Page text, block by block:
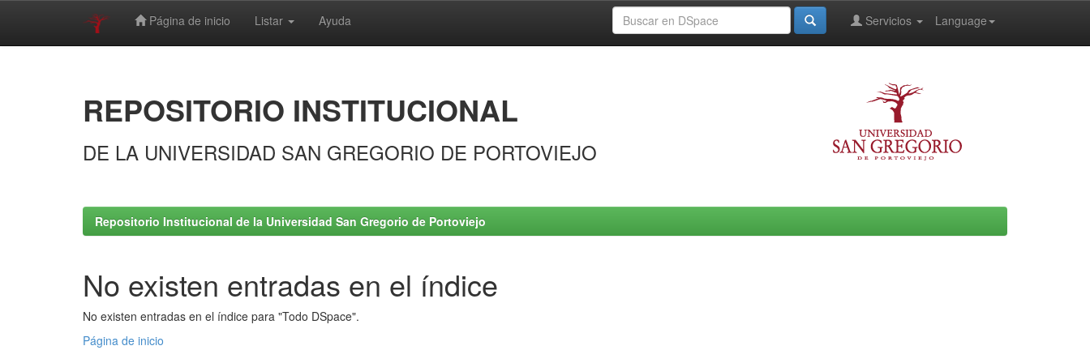
Página de inicio Listar Ayuda Language
Servicios
REPOSITORIO INSTITUCIONAL
DE LA UNIVERSIDAD SAN GREGORIO DE PORTOVIEJO
Repositorio Institucional de la Universidad San Gregorio de Portoviejo
No existen entradas en el índice
No existen entradas en el índice para "Todo DSpace".
Página de inicio